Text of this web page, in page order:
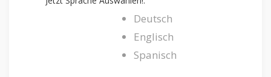
Deutsch
Englisch
Spanisch